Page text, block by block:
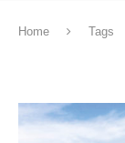
Home Tags